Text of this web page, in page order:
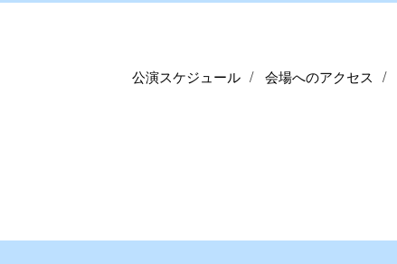
公演スケジュール 会場へのアクセス